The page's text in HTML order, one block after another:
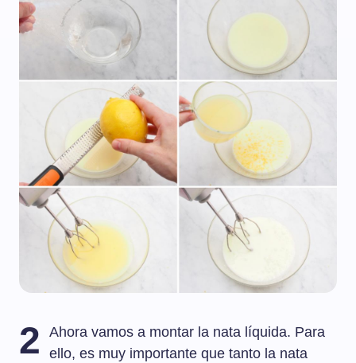
2
Ahora vamos a montar la nata líquida. Para
ello, es muy importante que tanto la nata